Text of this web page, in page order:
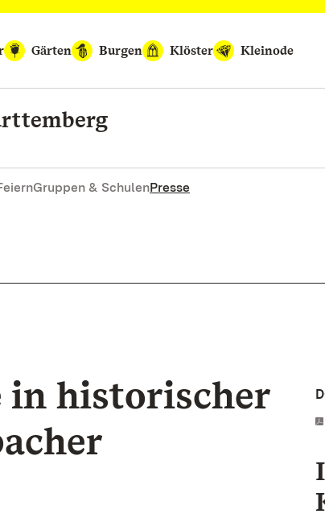
Gärten Burgen Klöster Kleinode
Gruppen & SchulenPresse
in historischer